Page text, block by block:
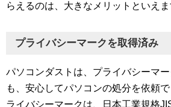
らえるのは、大きなメリットといえま
プライバシーマークを取得済み
パソコンダストは、プライバシーマ
も、安心してパソコンの処分を依頼
ライバシーマークは、日本工業規格